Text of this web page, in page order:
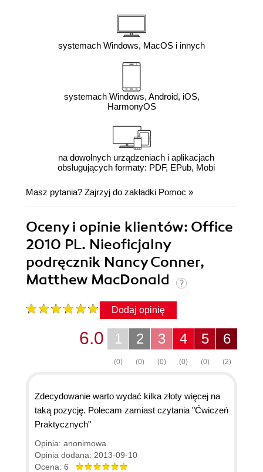
systemach Windows, MacOS i innych
systemach Windows, Android, iOS,
HarmonyOS
na dowolnych urządzeniach i aplikacjach
obsługujących formaty: PDF, EPub, Mobi
Masz pytania? Zajrzyj do zakładki Pomoc »
Oceny i opinie klientów: Office
2010 PL. Nieoficjalny
podręcznik Nancy Conner,
Matthew MacDonald
Dodaj opinię
6
(2)
5
(0)
4
(0)
3
(0)
2
(0)
1
(0)
6.0
Zdecydowanie warto wydać kilka złoty więcej na
taką pozycję. Polecam zamiast czytania "Ćwiczeń
Praktycznych"
Opinia: anonimowa
Opinia dodana: 2013-09-10
Ocena: 6